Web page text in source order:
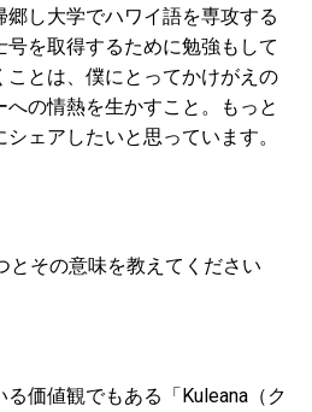
し大学でハワイ語を専攻する
号を取得するために勉強もして
ことは、僕にとってかけがえの
の情熱を生かすこと。もっと
ェアしたいと思っています。
とその意味を教えてください
価値観でもある「Kuleana（ク